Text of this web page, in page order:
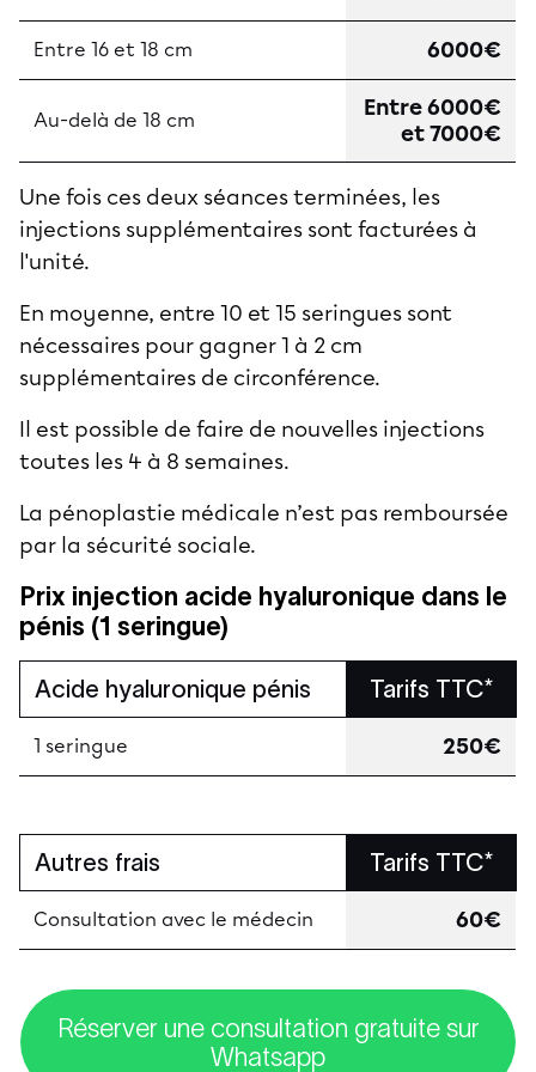
Entre 16 et 18 cm 6000€
Au-delà de 18 cm
Entre 6000€
et 7000€
Une fois ces deux séances terminées, les
injections supplémentaires sont facturées à
l'unité.
En moyenne, entre 10 et 15 seringues sont
nécessaires pour gagner 1 à 2 cm
supplémentaires de circonférence.
Il est possible de faire de nouvelles injections
toutes les 4 à 8 semaines.
La pénoplastie médicale n’est pas remboursée
par la sécurité sociale.
Prix injection acide hyaluronique dans le
pénis (1 seringue)
Acide hyaluronique pénis Tarifs TTC*
1 seringue 250€
Autres frais Tarifs TTC*
Consultation avec le médecin 60€
Réserver une consultation gratuite sur
Whatsapp